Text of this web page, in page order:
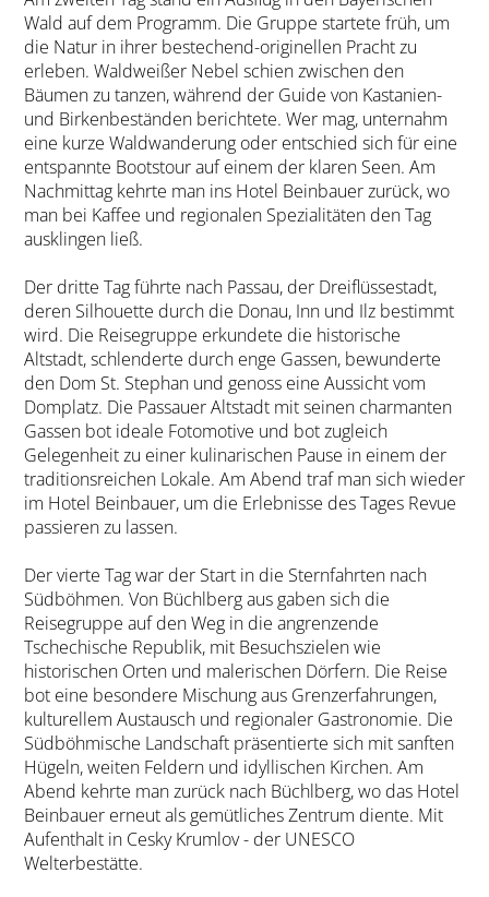
Wald auf dem Programm. Die Gruppe startete früh, um
die Natur in ihrer bestechend-originellen Pracht zu
erleben. Waldweißer Nebel schien zwischen den
Bäumen zu tanzen, während der Guide von Kastanien-
und Birkenbeständen berichtete. Wer mag, unternahm
eine kurze Waldwanderung oder entschied sich für eine
entspannte Bootstour auf einem der klaren Seen. Am
Nachmittag kehrte man ins Hotel Beinbauer zurück, wo
man bei Kaffee und regionalen Spezialitäten den Tag
ausklingen ließ.
Der dritte Tag führte nach Passau, der Dreiflüssestadt,
deren Silhouette durch die Donau, Inn und Ilz bestimmt
wird. Die Reisegruppe erkundete die historische
Altstadt, schlenderte durch enge Gassen, bewunderte
den Dom St. Stephan und genoss eine Aussicht vom
Domplatz. Die Passauer Altstadt mit seinen charmanten
Gassen bot ideale Fotomotive und bot zugleich
Gelegenheit zu einer kulinarischen Pause in einem der
traditionsreichen Lokale. Am Abend traf man sich wieder
im Hotel Beinbauer, um die Erlebnisse des Tages Revue
passieren zu lassen.
Der vierte Tag war der Start in die Sternfahrten nach
Südböhmen. Von Büchlberg aus gaben sich die
Reisegruppe auf den Weg in die angrenzende
Tschechische Republik, mit Besuchszielen wie
historischen Orten und malerischen Dörfern. Die Reise
bot eine besondere Mischung aus Grenzerfahrungen,
kulturellem Austausch und regionaler Gastronomie. Die
Südböhmische Landschaft präsentierte sich mit sanften
Hügeln, weiten Feldern und idyllischen Kirchen. Am
Abend kehrte man zurück nach Büchlberg, wo das Hotel
Beinbauer erneut als gemütliches Zentrum diente. Mit
Aufenthalt in Cesky Krumlov - der UNESCO
Welterbestätte.